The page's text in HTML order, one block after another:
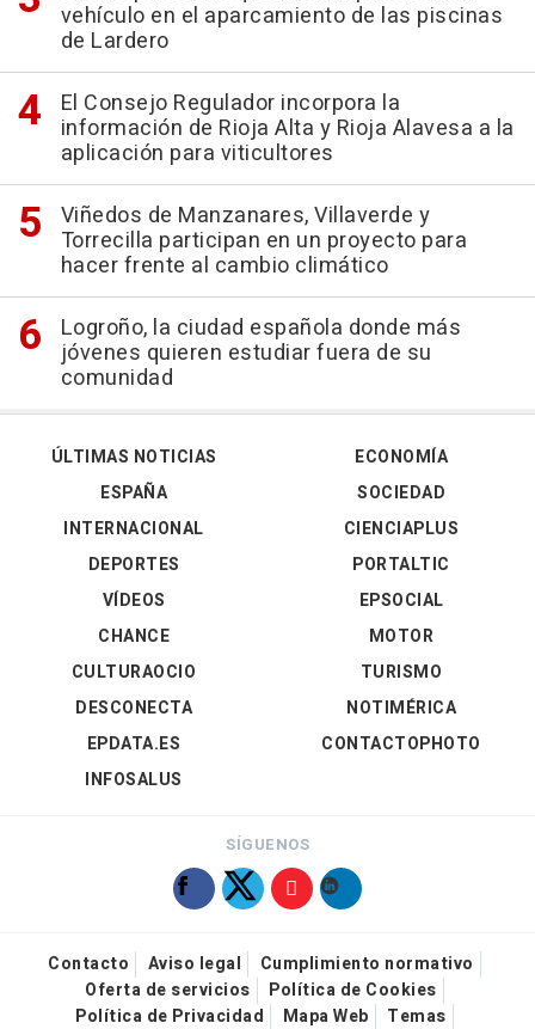
vehículo en el aparcamiento de las piscinas
de Lardero
El Consejo Regulador incorpora la
información de Rioja Alta y Rioja Alavesa a la
aplicación para viticultores
Viñedos de Manzanares, Villaverde y
Torrecilla participan en un proyecto para
hacer frente al cambio climático
Logroño, la ciudad española donde más
jóvenes quieren estudiar fuera de su
comunidad
ÚLTIMAS NOTICIAS
ESPAÑA
INTERNACIONAL
DEPORTES
VÍDEOS
ECONOMÍA
SOCIEDAD
CIENCIAPLUS
PORTALTIC
EPSOCIAL
CHANCE
CULTURAOCIO
DESCONECTA
EPDATA.ES
INFOSALUS
MOTOR
TURISMO
NOTIMÉRICA
CONTACTOPHOTO
SÍGUENOS
Contacto Aviso legal
Cumplimiento normativo
Oferta de servicios
Política de Cookies
Política de Privacidad
Mapa Web Temas